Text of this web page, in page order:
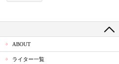
ABOUT
ライター一覧